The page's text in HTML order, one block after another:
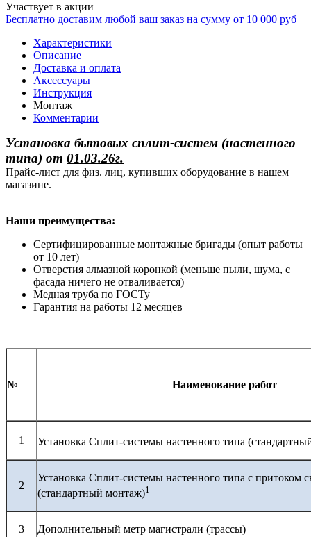
Участвует в акции
Бесплатно доставим любой ваш заказ на сумму от 10 000 руб
Характеристики
Описание
Доставка и оплата
Аксессуары
Инструкция
Монтаж
Комментарии
Установка бытовых сплит-систем (настенного
типа) от 01.03.26г.
Прайс-лист для физ. лиц, купивших оборудование в нашем
магазине.
Наши преимущества:
Сертифицированные монтажные бригады (опыт работы
от 10 лет)
Отверстия алмазной коронкой (меньше пыли, шума, с
фасада ничего не отваливается)
Медная труба по ГОСТу
Гарантия на работы 12 месяцев
№ Наименование работ
1 Установка Сплит-системы настенного типа
2
Установка Сплит-системы настенного типа с притоком
(стандартный монтаж)1
3 Дополнительный метр магистрали (трассы)